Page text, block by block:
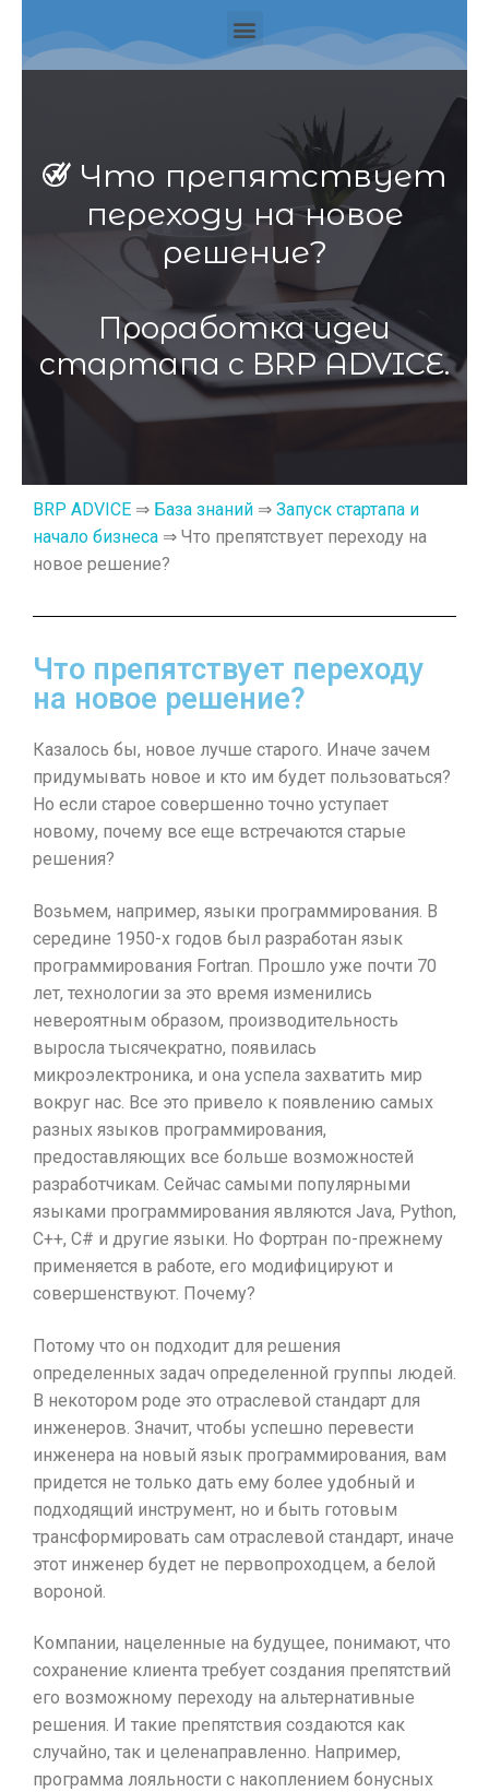
Что препятствует
переходу на новое
решение?
Проработка идеи
стартапа с BRP ADVICE.
BRP ADVICE ⇒ База знаний ⇒ Запуск стартапа и
начало бизнеса ⇒ Что препятствует переходу на
новое решение?
Что препятствует переходу
на новое решение?
Казалось бы, новое лучше старого. Иначе зачем
придумывать новое и кто им будет пользоваться?
Но если старое совершенно точно уступает
новому, почему все еще встречаются старые
решения?
Возьмем, например, языки программирования. В
середине 1950-х годов был разработан язык
программирования Fortran. Прошло уже почти 70
лет, технологии за это время изменились
невероятным образом, производительность
выросла тысячекратно, появилась
микроэлектроника, и она успела захватить мир
вокруг нас. Все это привело к появлению самых
разных языков программирования,
предоставляющих все больше возможностей
разработчикам. Сейчас самыми популярными
языками программирования являются Java, Python,
C++, C# и другие языки. Но Фортран по-прежнему
применяется в работе, его модифицируют и
совершенствуют. Почему?
Потому что он подходит для решения
определенных задач определенной группы людей.
В некотором роде это отраслевой стандарт для
инженеров. Значит, чтобы успешно перевести
инженера на новый язык программирования, вам
придется не только дать ему более удобный и
подходящий инструмент, но и быть готовым
трансформировать сам отраслевой стандарт, иначе
этот инженер будет не первопроходцем, а белой
вороной.
Компании, нацеленные на будущее, понимают, что
сохранение клиента требует создания препятствий
его возможному переходу на альтернативные
решения. И такие препятствия создаются как
случайно, так и целенаправленно. Например,
программа лояльности с накоплением бонусных